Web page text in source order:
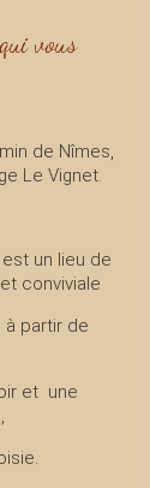
vous
de Nîmes,
Le Vignet.
un lieu de
conviviale
à partir de
et une